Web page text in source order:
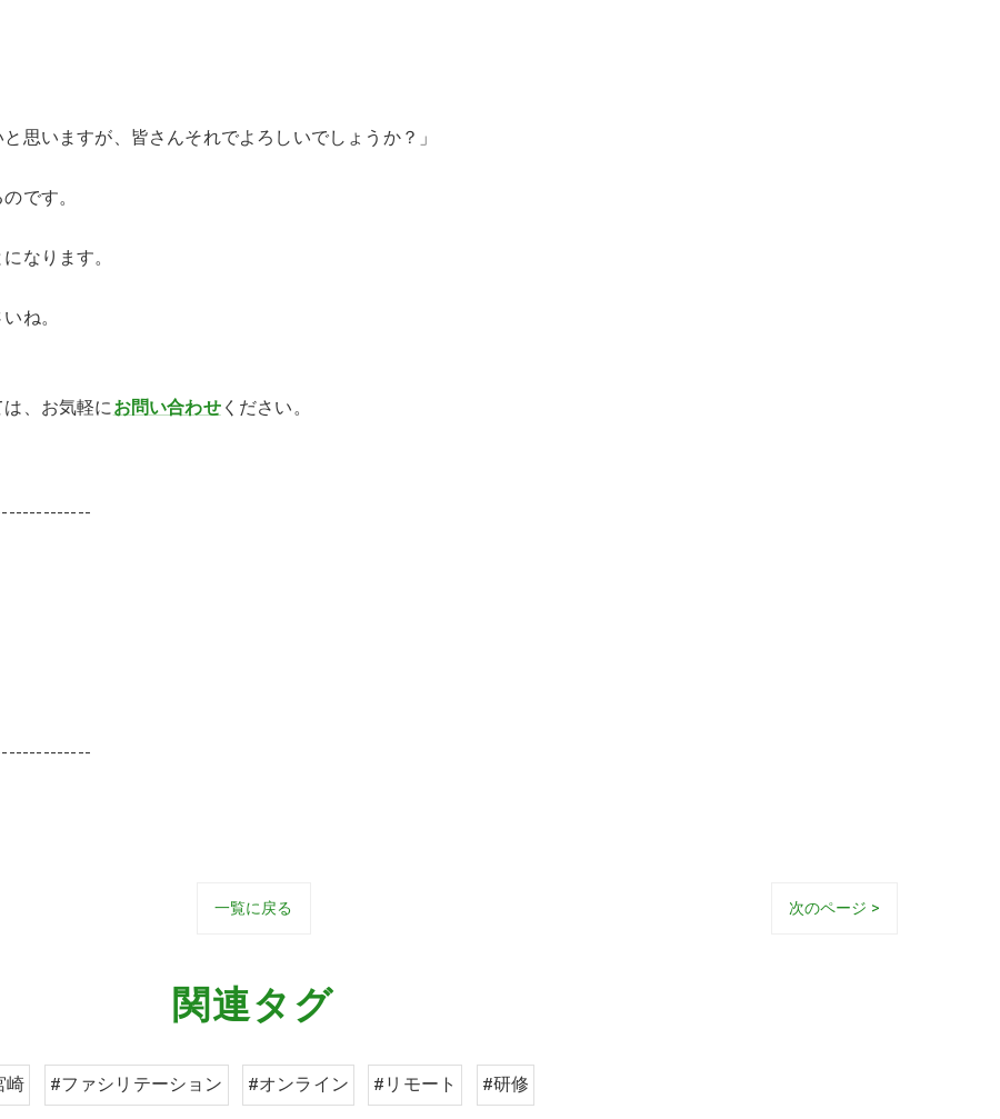
思いますが、皆さんそれでよろしいでしょうか？」
です。
なります。
ね。
、お気軽にお問い合わせください。
一覧に戻る 次のページ >
関連タグ
崎 #ファシリテーション #オンライン #リモート #研修